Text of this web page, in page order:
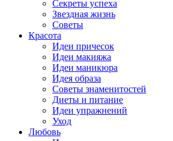
Секреты успеха
Звездная жизнь
Советы
Красота
Идеи причесок
Идеи макияжа
Идеи маникюра
Идея образа
Советы знаменитостей
Диеты и питание
Идеи упражнений
Уход
Любовь